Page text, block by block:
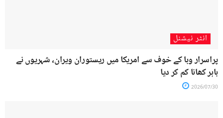
انٹر نیشنل
پراسرار وبا کے خوف سے امریکا میں ریستوران ویران، شہریوں نے
باہر کھانا کم کر دیا
2026/07/30